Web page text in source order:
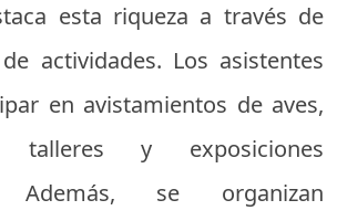
esta riqueza a través de
actividades. Los asistentes
en avistamientos de aves,
talleres y exposiciones
Además, se organizan